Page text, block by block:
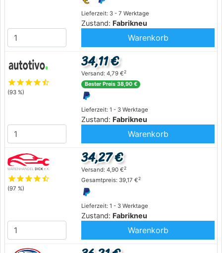
Lieferzeit: 3 - 7 Werktage
Zustand: Fabrikneu
Warenkorb
starstarstarstarstar_half
(93 %)
Lieferzeit: 1 - 3 Werktage
Zustand: Fabrikneu
34,11 €
Versand: 4,79 €2
Bester Preis 38,90 €
Warenkorb
starstarstarstarstar_half
(97 %)
Lieferzeit: 1 - 3 Werktage
Zustand: Fabrikneu
34,27 €
Versand: 4,90 €2
Gesamtpreis: 39,17 €2
Warenkorb